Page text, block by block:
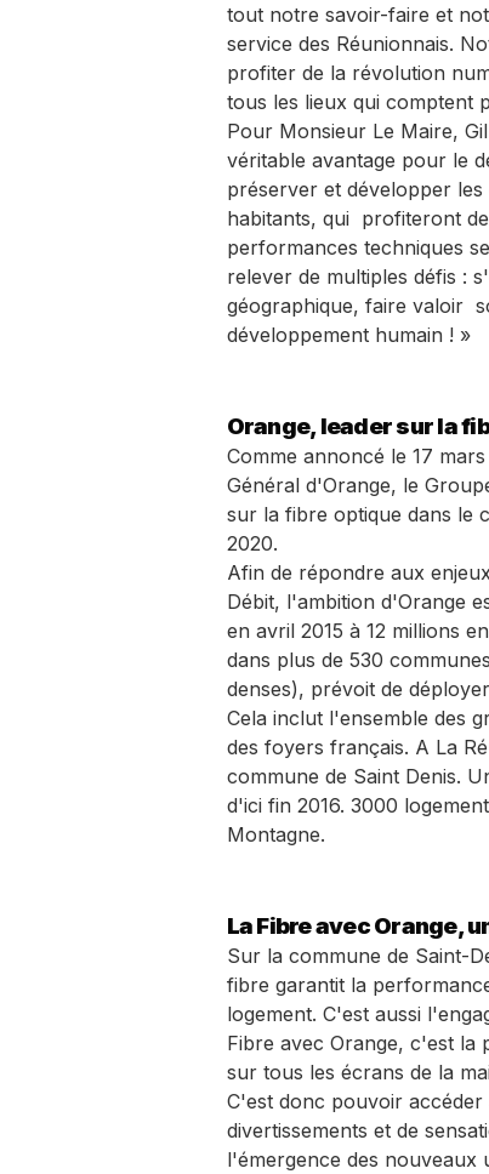
tout notre savoir-faire et
service des Réunionnais.
profiter de la révolution
tous les lieux qui comptent
Pour Monsieur Le Maire,
véritable avantage pour le
préserver et développer
habitants, qui profiteront
performances techniques
relever de multiples défis :
géographique, faire valoir
développement humain ! »
Orange, leader sur la
Comme annoncé le 17
Général d'Orange, le
sur la fibre optique dans le
2020.
Afin de répondre aux
Débit, l'ambition d'Orange
en avril 2015 à 12 millions
dans plus de 530
denses), prévoit de
Cela inclut l'ensemble des
des foyers français. A La
commune de Saint Denis.
d'ici fin 2016. 3000
Montagne.
La Fibre avec Orange,
Sur la commune de Saint-
fibre garantit la
logement. C'est aussi
Fibre avec Orange, c'est la
sur tous les écrans de la
C'est donc pouvoir accéder
divertissements et de
l'émergence des nouveaux